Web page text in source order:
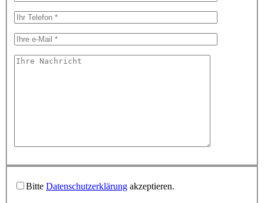
Bitte Datenschutzerklärung akzeptieren.